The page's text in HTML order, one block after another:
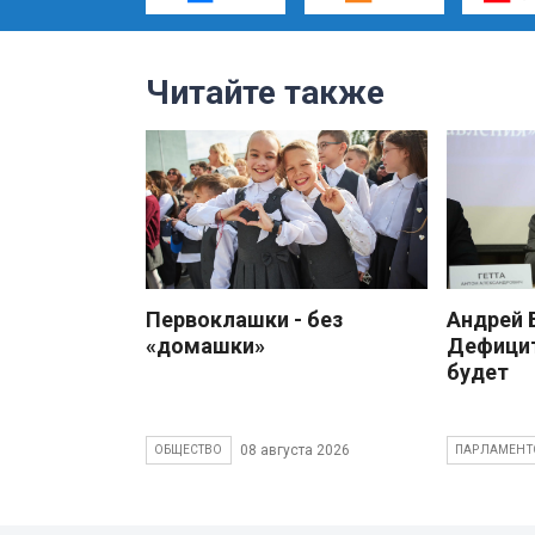
Читайте также
Первоклашки - без
«домашки»
ОБЩЕСТВО 08 августа 2026
будет